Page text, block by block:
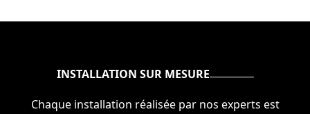
INSTALLATION SUR MESURE
Chaque installation réalisée par nos experts est